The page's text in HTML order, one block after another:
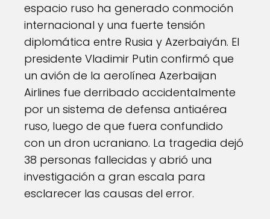
espacio ruso ha generado conmoción
internacional y una fuerte tensión
diplomática entre Rusia y Azerbaiyán. El
presidente Vladimir Putin confirmó que
un avión de la aerolínea Azerbaijan
Airlines fue derribado accidentalmente
por un sistema de defensa antiaérea
ruso, luego de que fuera confundido
con un dron ucraniano. La tragedia dejó
38 personas fallecidas y abrió una
investigación a gran escala para
esclarecer las causas del error.